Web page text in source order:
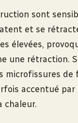
sont
et se
élevées,
une rétraction.
microfissures
accentué
chaleur.